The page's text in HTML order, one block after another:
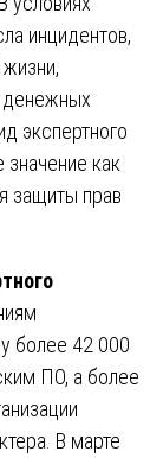
инцидентов,
экспертного
как
защиты прав
более 42 000
ПО, а более
В марте